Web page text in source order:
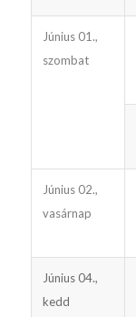
Június 01.,
szombat
Június 02.,
vasárnap
Június 04.,
kedd